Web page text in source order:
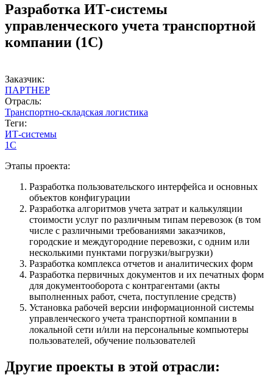
Разработка ИТ-системы
управленческого учета транспортной
компании (1С)
Заказчик:
ПАРТНЕР
Отрасль:
Транспортно-складская логистика
Теги:
ИТ-системы
1С
Этапы проекта:
Разработка пользовательского интерфейса и основных
объектов конфигурации
Разработка алгоритмов учета затрат и калькуляции
стоимости услуг по различным типам перевозок (в том
числе с различными требованиями заказчиков,
городские и междугородние перевозки, с одним или
несколькими пунктами погрузки/выгрузки)
Разработка комплекса отчетов и аналитических форм
Разработка первичных документов и их печатных форм
для документооборота с контрагентами (акты
выполненных работ, счета, поступление средств)
Установка рабочей версии информационной системы
управленческого учета транспортной компании в
локальной сети и/или на персональные компьютеры
пользователей, обучение пользователей
Другие проекты в этой отрасли: